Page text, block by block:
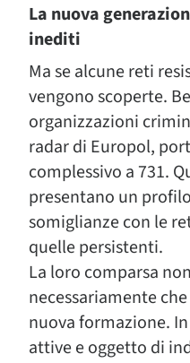
La nuova
inediti
Ma se alcune reti
vengono scoperte.
organizzazioni
radar di Europol,
complessivo a 731.
presentano un
somiglianze con le
quelle persistenti.
La loro comparsa
necessariamente
nuova formazione.
attive e oggetto di